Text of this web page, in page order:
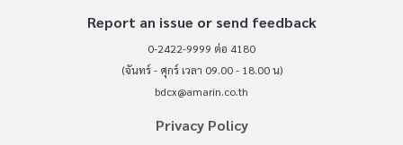
Report an issue or send feedback
0-2422-9999 ต่อ 4180
(จันทร์ - ศุกร์ เวลา 09.00 - 18.00 น)
bdcx@amarin.co.th
Privacy Policy